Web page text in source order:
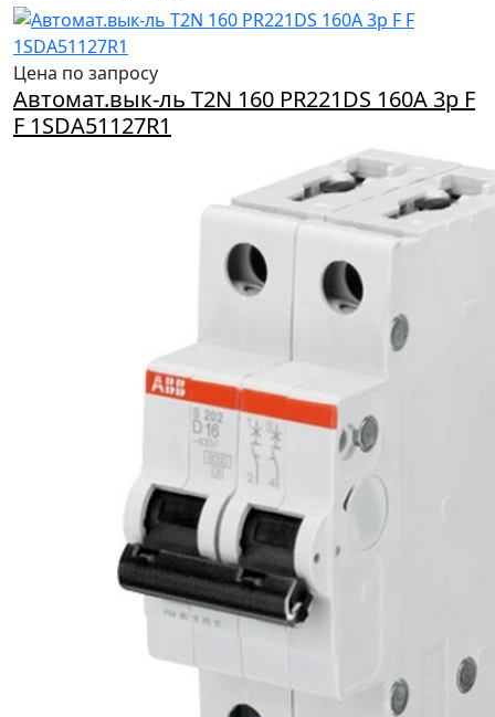
Цена по запросу
Автомат.вык-ль T2N 160 PR221DS 160A 3p F
F 1SDA51127R1